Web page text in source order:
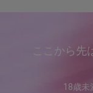
ここから先
18歳未